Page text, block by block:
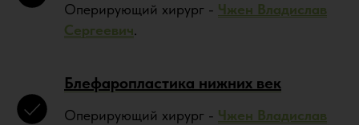
Оперирующий хирург - Чжен Владислав
Сергеевич.
Блефаропластика нижних век
Оперирующий хирург - Чжен Владислав